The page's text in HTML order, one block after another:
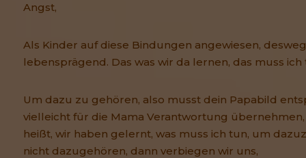
Angst,
Als Kinder auf diese Bindungen angewiesen,
lebensprägend. Das was wir da lernen, das muss
Um dazu zu gehören, also musst dein Papabild
vielleicht für die Mama Verantwortung
heißt, wir haben gelernt, was muss ich tun, um
nicht dazugehören, dann verbiegen wir uns,